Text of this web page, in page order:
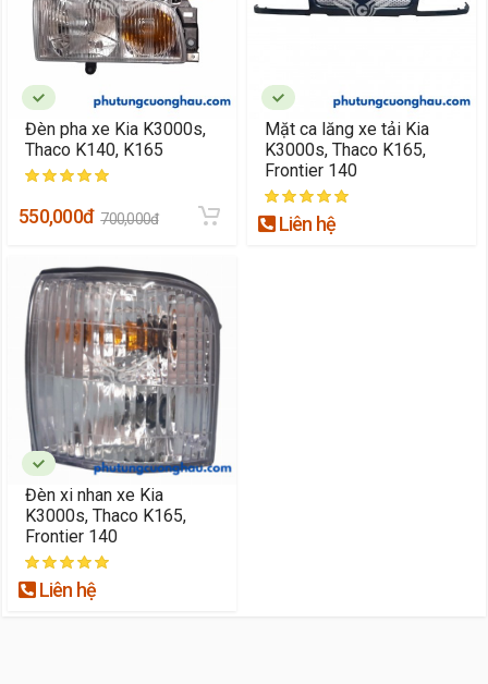
Đèn pha xe Kia K3000s,
Thaco K140, K165
550,000đ 700,000đ
Mặt ca lăng xe tải Kia
K3000s, Thaco K165,
Frontier 140
Liên hệ
Đèn xi nhan xe Kia
K3000s, Thaco K165,
Frontier 140
Liên hệ